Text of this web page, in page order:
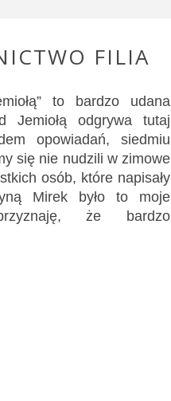
FILIA
to bardzo udana
Jemiołą odgrywa tutaj
opowiadań, siedmiu
się nie nudzili w zimowe
osób, które napisały
Mirek było to moje
że bardzo